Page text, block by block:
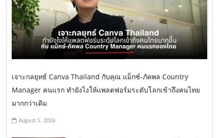
เจาะกลยุทธ์ Canva Thailand กับคุณ แม็กซ์-ภัคพล Country
Manager คนแรก ทำยังไงให้แพลตฟอร์มระดับโลกเข้าถึงคนไทย
มากกว่าเดิม
August 5, 2026